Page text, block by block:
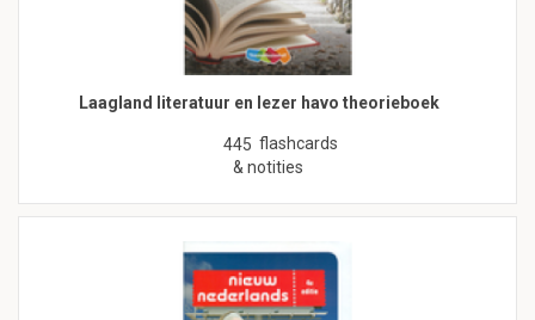
Laagland literatuur en lezer havo theorieboek
445 flashcards
& notities